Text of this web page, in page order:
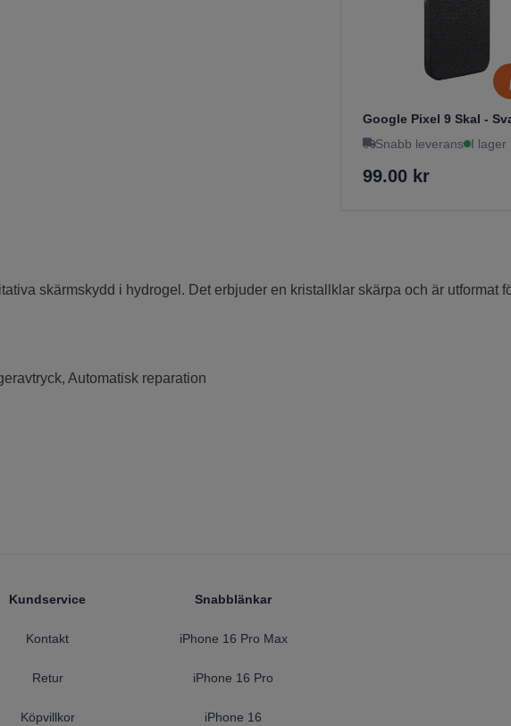
Google Pixel 9 Skal -
Snabb leverans I lager
99.00 kr
skärmskydd i hydrogel. Det erbjuder en kristallklar skärpa och är utformat
Automatisk reparation
Kundservice
Kontakt
Retur
Köpvillkor
Snabblänkar
iPhone 16 Pro Max
iPhone 16 Pro
iPhone 16